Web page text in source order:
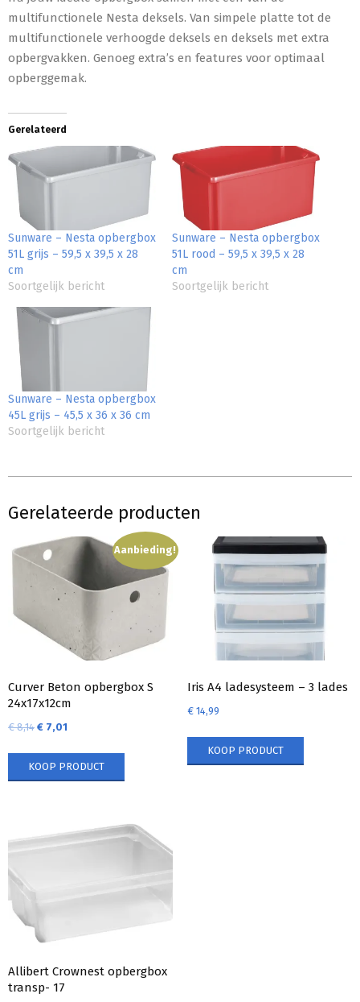
multifunctionele Nesta deksels. Van simpele platte tot de
multifunctionele verhoogde deksels en deksels met extra
opbergvakken. Genoeg extra’s en features voor optimaal
opberggemak.
Gerelateerd
Sunware – Nesta opbergbox
51L grijs – 59,5 x 39,5 x 28
cm
Soortgelijk bericht
Sunware – Nesta opbergbox
51L rood – 59,5 x 39,5 x 28
cm
Soortgelijk bericht
Sunware – Nesta opbergbox
45L grijs – 45,5 x 36 x 36 cm
Soortgelijk bericht
Gerelateerde producten
Aanbieding!
Curver Beton opbergbox S
24x17x12cm
€8,14 € 7,01
KOOP PRODUCT
Iris A4 ladesysteem – 3 lades
€14,99
KOOP PRODUCT
Allibert Crownest opbergbox
transp- 17